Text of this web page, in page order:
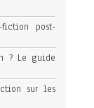
post-
? Le guide
sur les